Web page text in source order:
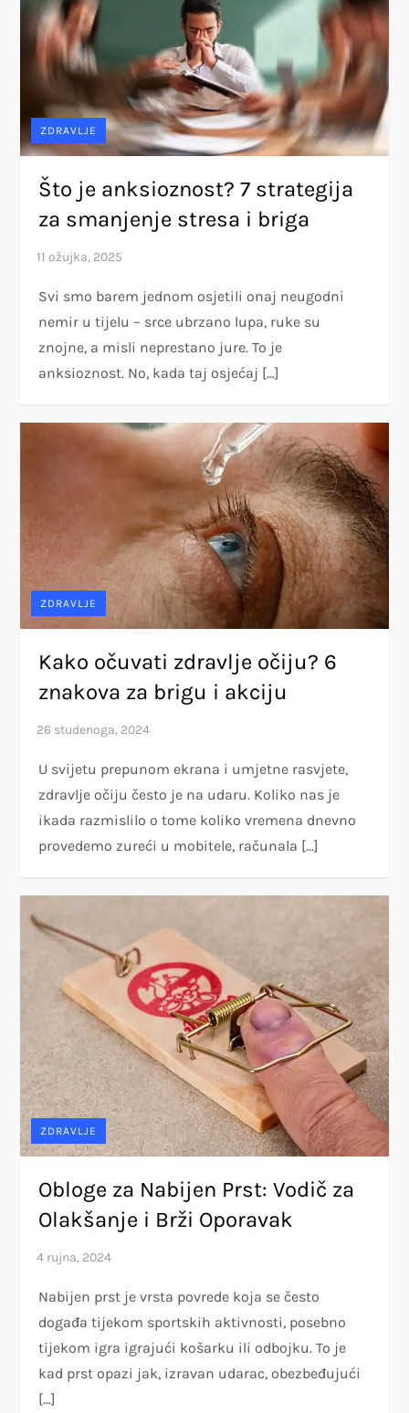
ZDRAVLJE
Što je anksioznost? 7 strategija
za smanjenje stresa i briga
Svi smo barem jednom osjetili onaj neugodni
nemir u tijelu – srce ubrzano lupa, ruke su
znojne, a misli neprestano jure. To je
anksioznost. No, kada taj osjećaj […]
ZDRAVLJE
Kako očuvati zdravlje očiju? 6
znakova za brigu i akciju
U svijetu prepunom ekrana i umjetne rasvjete,
zdravlje očiju često je na udaru. Koliko nas je
ikada razmislilo o tome koliko vremena dnevno
provedemo zureći u mobitele, računala […]
ZDRAVLJE
Obloge za Nabijen Prst: Vodič za
Olakšanje i Brži Oporavak
Nabijen prst je vrsta povrede koja se često
događa tijekom sportskih aktivnosti, posebno
tijekom igra igrajući košarku ili odbojku. To je
kad prst opazi jak, izravan udarac, obezbeđujući
[…]